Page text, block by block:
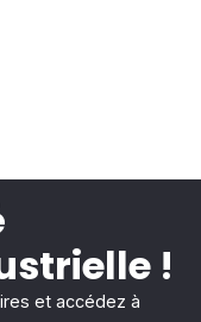
!
et accédez à